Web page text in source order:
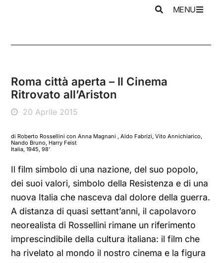
MENU
Roma città aperta – Il Cinema
Ritrovato all’Ariston
20 Aprile 2015
di Roberto Rossellini con Anna Magnani , Aldo Fabrizi, Vito Annichiarico,
Nando Bruno, Harry Feist
Italia, 1945, 98’
Il film simbolo di una nazione, del suo popolo,
dei suoi valori, simbolo della Resistenza e di una
nuova Italia che nasceva dal dolore della guerra.
A distanza di quasi settant’anni, il capolavoro
neorealista di Rossellini rimane un riferimento
imprescindibile della cultura italiana: il film che
ha rivelato al mondo il nostro cinema e la figura